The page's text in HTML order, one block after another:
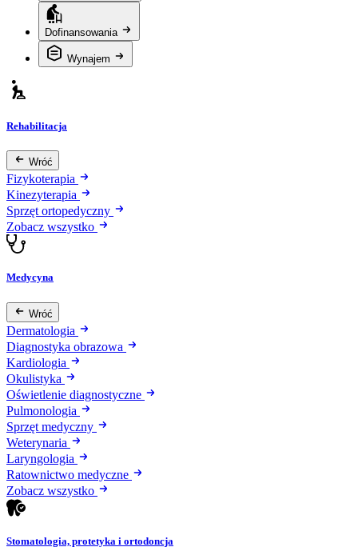
Dofinansowania
Wynajem
Rehabilitacja
Wróć
Fizykoterapia
Kinezyterapia
Sprzęt ortopedyczny
Zobacz wszystko
Medycyna
Wróć
Dermatologia
Diagnostyka obrazowa
Kardiologia
Okulistyka
Oświetlenie diagnostyczne
Pulmonologia
Sprzęt medyczny
Weterynaria
Laryngologia
Ratownictwo medyczne
Zobacz wszystko
Stomatologia, protetyka i ortodoncja